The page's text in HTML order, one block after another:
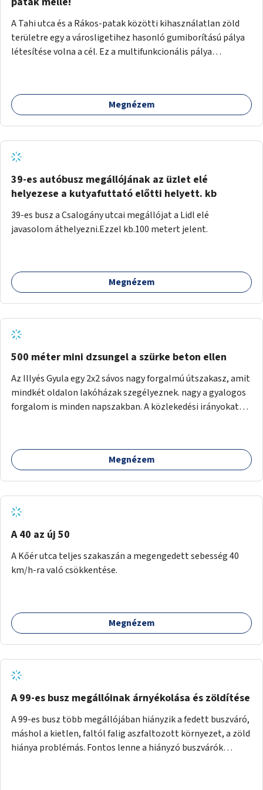
A Tahi utca és a Rákos-patak közötti kihasználatlan zöld
területre egy a városligetihez hasonló gumiborítású pálya
létesítése volna a cél. Ez a multifunkcionális pálya
Megnézem
39-es autóbusz megállójának az üzlet elé
helyezese a kutyafuttató előtti helyett. kb
39-es busz a Csalogány utcai megállójat a Lidl elé
javasolom áthelyezni.Ezzel kb.100 metert jelent.
Megnézem
500 méter mini dzsungel a szürke beton ellen
Az Illyés Gyula egy 2x2 sávos nagy forgalmú útszakasz, amit
mindkét oldalon lakóházak szegélyeznek. nagy a gyalogos
forgalom is minden napszakban. A közlekedési irányokat
szintű növényzettel, öntözőrendszerrel, esetleg
valamilyen vizes attrakcióval ami végfut mind az 500m-en.
Megnézem
A 40 az új 50
A Kőér utca teljes szakaszán a megengedett sebesség 40
km/h-ra való csökkentése.
Megnézem
A 99-es busz megállóinak árnyékolása és zöldítése
A 99-es busz több megállójában hiányzik a fedett buszváró,
máshol a kietlen, faltól falig aszfaltozott környezet, a zöld
hiánya problémás. Fontos lenne a hiányzó buszvárók